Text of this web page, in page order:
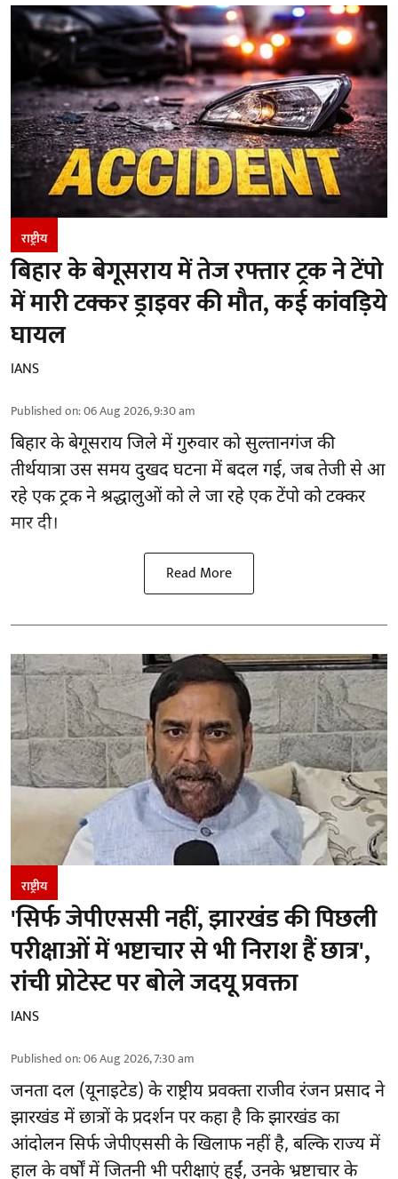
राष्ट्रीय
बिहार के बेगूसराय में तेज रफ्तार ट्रक ने टेंपो
में मारी टक्कर ड्राइवर की मौत, कई कांवड़िये
घायल
IANS
Published on:06 Aug 2026, 9:30 am
बिहारके बेगूसराय जिले में गुरुवार को सुल्तानगंज की
तीर्थयात्रा उस समय दुखद घटना में बदल गई, जब तेजी से आ
रहे एक ट्रक ने श्रद्धालुओं को ले जा रहे एक टेंपो को टक्कर
मार दी।
Read More
राष्ट्रीय
'सिर्फ जेपीएससी नहीं, झारखंड की पिछली
परीक्षाओं में भष्टाचार से भी निराश हैं छात्र',
रांची प्रोटेस्ट पर बोले जदयू प्रवक्ता
IANS
Published on:06 Aug 2026, 7:30 am
जनता दल (यूनाइटेड) के राष्ट्रीय प्रवक्ता राजीव रंजन प्रसाद ने
झारखंड में छात्रों के प्रदर्शन पर कहा है कि झारखंड का
आंदोलन सिर्फजेपीएससीके खिलाफ नहीं है, बल्कि राज्य में
हाल के वर्षों में जितनी भी परीक्षाएं हुईं, उनके भ्रष्टाचार के